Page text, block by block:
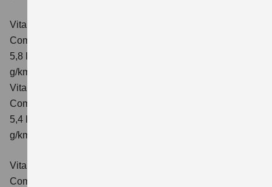
Vitara 1.4 BOOSTERJET HYBRID ALLGRIP AT
Comfort
5,8 l/100 km; kombinierter Wert der CO₂-Emission: 137
g/km; CO₂-Klasse: E
Vitara 1.4 BOOSTERJET HYBRID ALLGRIP
Comfort+ Verbrauchswerte: kombinierter Energieverbrauch
5,4 l/100km; kombinierter Wert der CO₂-Emission: 129
g/km; CO₂-Klasse: D
Vitara 1.4 BOOSTERJET HYBRID ALLGRIP AT
Comfort+